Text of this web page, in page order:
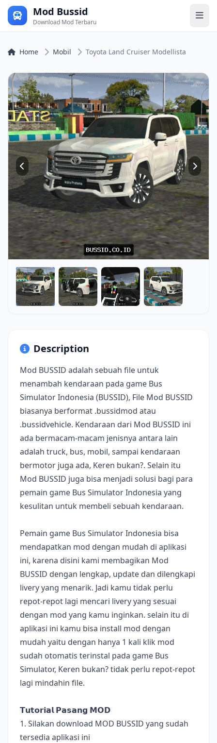
Mod Bussid
Download Mod Terbaru
Home Mobil Toyota Land Cruiser Modellista
Description
Mod BUSSID adalah sebuah file untuk
menambah kendaraan pada game Bus
Simulator Indonesia (BUSSID), File Mod BUSSID
biasanya berformat .bussidmod atau
.bussidvehicle. Kendaraan dari Mod BUSSID ini
ada bermacam-macam jenisnya antara lain
adalah truck, bus, mobil, sampai kendaraan
bermotor juga ada, Keren bukan?. Selain itu
Mod BUSSID juga bisa menjadi solusi bagi para
pemain game Bus Simulator Indonesia yang
kesulitan untuk membeli sebuah kendaraan.
Pemain game Bus Simulator Indonesia bisa
mendapatkan mod dengan mudah di aplikasi
ini, karena disini kami membagikan Mod
BUSSID dengan lengkap, update dan dilengkapi
livery yang menarik. Jadi kamu tidak perlu
repot-repot lagi mencari livery yang sesuai
dengan mod yang kamu inginkan. selain itu di
aplikasi ini kamu bisa install mod dengan
mudah yaitu dengan hanya 1 kali klik mod
sudah otomatis terinstal pada game Bus
Simulator, Keren bukan? tidak perlu repot-repot
lagi mindahin file.
𝗧𝘂𝘁𝗼𝗿𝗶𝗮𝗹 𝗣𝗮𝘀𝗮𝗻𝗴 𝗠𝗢𝗗
1. Silakan download MOD BUSSID yang sudah
tersedia aplikasi ini